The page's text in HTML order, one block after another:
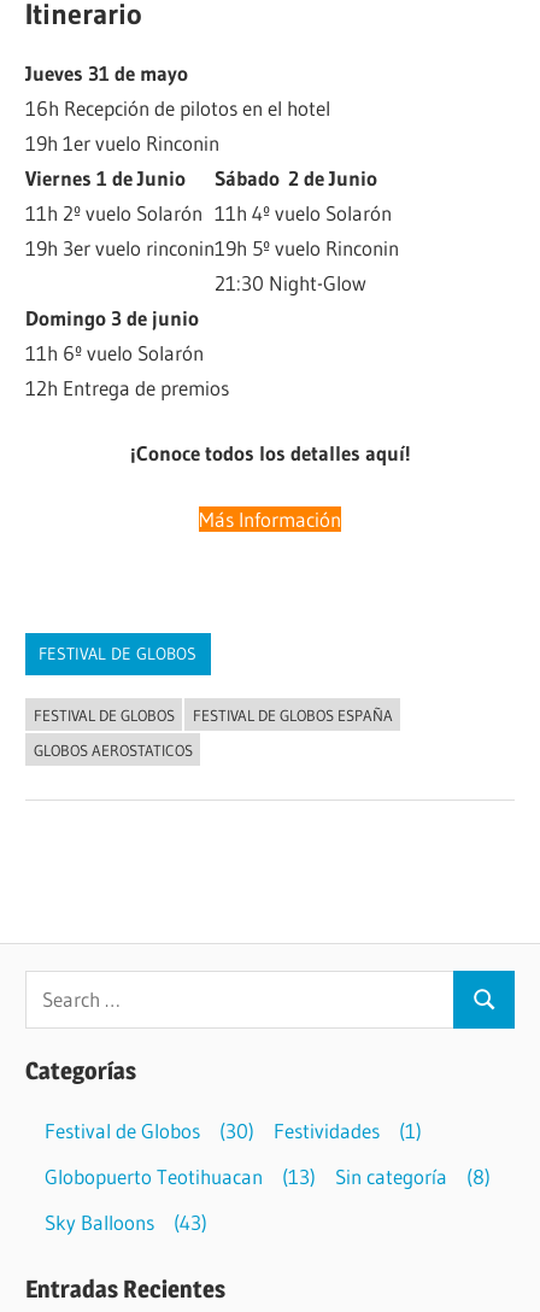
Itinerario
Jueves 31 de mayo
16h Recepción de pilotos en el hotel
19h 1er vuelo Rinconin
Viernes 1 de Junio
11h 2º vuelo Solarón
19h 3er vuelo rinconin
Sábado 2 de Junio
11h 4º vuelo Solarón
19h 5º vuelo Rinconin
21:30 Night-Glow
Domingo 3 de junio
11h 6º vuelo Solarón
12h Entrega de premios
¡Conoce todos los detalles aquí!
Más Información
FESTIVAL DE GLOBOS
FESTIVAL DE GLOBOS
FESTIVAL DE GLOBOS ESPAÑA
GLOBOS AEROSTATICOS
Categorías
Festival de Globos (30) Festividades
(1)
Globopuerto Teotihuacan
(13) Sin categoría
(8)
Sky Balloons
(43)
Entradas Recientes